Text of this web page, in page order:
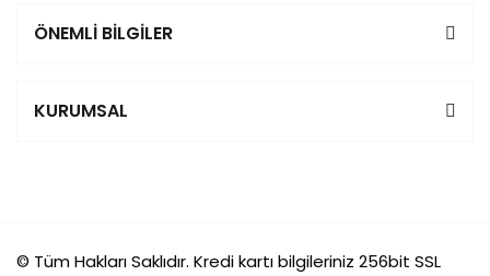
ÖNEMLİ BİLGİLER
KURUMSAL
© Tüm Hakları Saklıdır. Kredi kartı bilgileriniz 256bit SSL